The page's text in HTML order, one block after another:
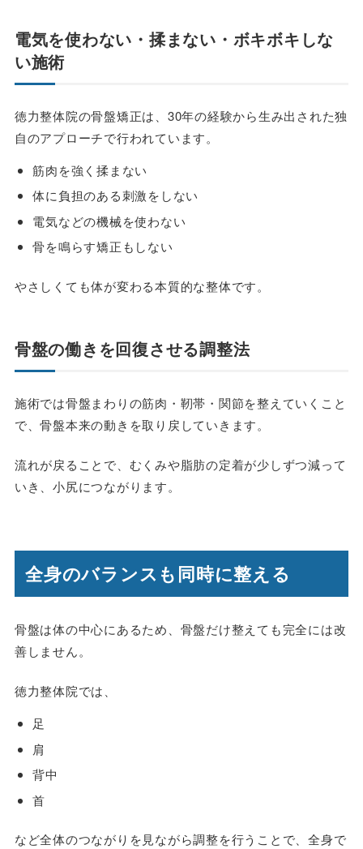
電気を使わない・揉まない・ボキボキしな
い施術
徳力整体院の骨盤矯正は、30年の経験から生み出された独
自のアプローチで行われています。
筋肉を強く揉まない
体に負担のある刺激をしない
電気などの機械を使わない
骨を鳴らす矯正もしない
やさしくても体が変わる本質的な整体です。
骨盤の働きを回復させる調整法
施術では骨盤まわりの筋肉・靭帯・関節を整えていくこと
で、骨盤本来の動きを取り戻していきます。
流れが戻ることで、むくみや脂肪の定着が少しずつ減って
いき、小尻につながります。
全身のバランスも同時に整える
骨盤は体の中心にあるため、骨盤だけ整えても完全には改
善しません。
徳力整体院では、
足
肩
背中
首
など全体のつながりを見ながら調整を行うことで、全身で